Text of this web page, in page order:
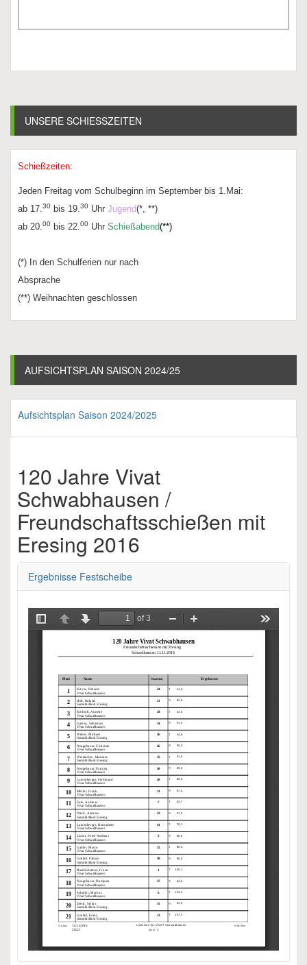
UNSERE SCHIESSZEITEN
Schießzeiten:
Jeden Freitag vom Schulbeginn im September bis 1.Mai:
ab 17.30 bis 19.30 Uhr Jugend(*, **)
ab 20.00 bis 22.00 Uhr Schießabend(**)
(*) In den Schulferien nur nach
Absprache
(**) Weihnachten geschlossen
AUFSICHTSPLAN SAISON 2024/25
Aufsichtsplan Saison 2024/2025
120 Jahre Vivat
Schwabhausen /
Freundschaftsschießen mit
Eresing 2016
Ergebnisse Festscheibe